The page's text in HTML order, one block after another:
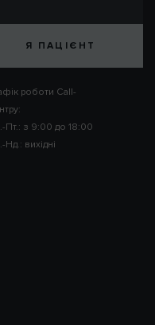
Я ПАЦІЄНТ
роботи Call-
Пт.: з 9:00 до 18:00
Нд.: вихідні